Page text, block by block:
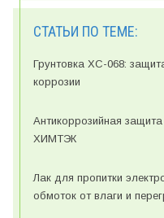
СТАТЬИ ПО ТЕМЕ:
Грунтовка ХС-068:
коррозии
Антикоррозийная
ХИМТЭК
Лак для пропитки
обмоток от влаги и